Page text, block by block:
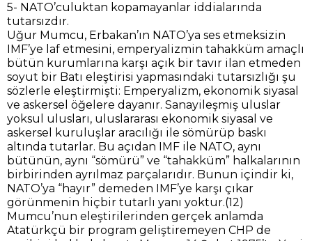
5- NATO’culuktan kopamayanlar iddialarında
tutarsızdır.
Uğur Mumcu, Erbakan’ın NATO’ya ses etmeksizin
IMF’ye laf etmesini, emperyalizmin tahakküm amaçlı
bütün kurumlarına karşı açık bir tavır ilan etmeden
soyut bir Batı eleştirisi yapmasındaki tutarsızlığı şu
sözlerle eleştirmişti: Emperyalizm, ekonomik siyasal
ve askersel öğelere dayanır. Sanayileşmiş uluslar
yoksul ulusları, uluslararası ekonomik siyasal ve
askersel kuruluşlar aracılığı ile sömürüp baskı
altında tutarlar. Bu açıdan IMF ile NATO, aynı
bütünün, aynı “sömürü” ve “tahakküm” halkalarının
birbirinden ayrılmaz parçalarıdır. Bunun içindir ki,
NATO’ya “hayır” demeden IMF’ye karşı çıkar
görünmenin hiçbir tutarlı yanı yoktur.(12)
Mumcu’nun eleştirilerinden gerçek anlamda
Atatürkçü bir program geliştiremeyen CHP de